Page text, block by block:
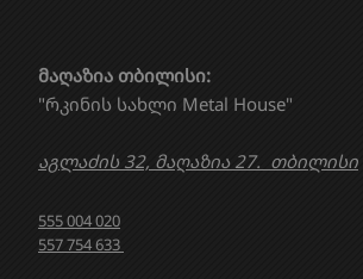
მაღაზია თბილისი:
"რკინის სახლი Metal House"
აგლაძის 32, მაღაზია 27. თბილისი
555 004 020
557 754 633